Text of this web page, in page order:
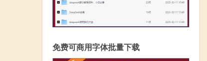
免费可商用字体批量下载